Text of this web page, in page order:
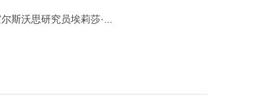
斯沃思研究员埃莉莎·...